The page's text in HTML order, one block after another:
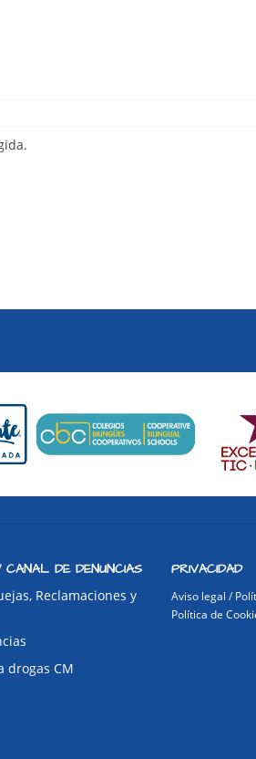
CANAL DE DENUNCIAS
Reclamaciones y
drogas CM
PRIVACIDAD
Aviso legal /
Política de